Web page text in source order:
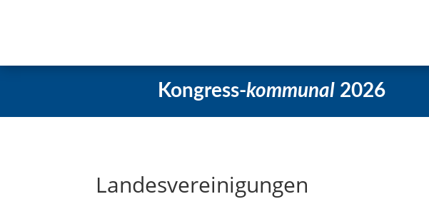
Kongress-kommunal 2026
Landesvereinigungen